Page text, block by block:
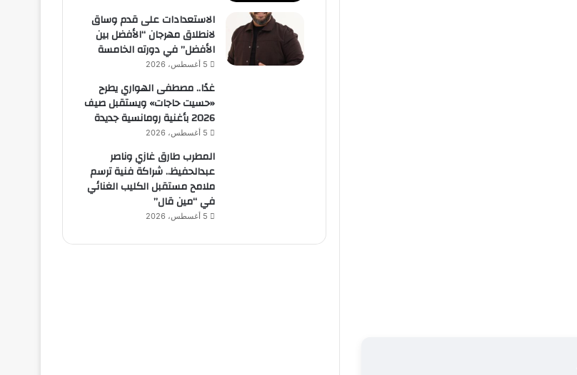
الاستعدادات على قدم وساق
لانطلاق مهرجان “الأفضل بين
الأفضل” في دورته الخامسة
5 أغسطس، 2026
غدًا.. مصطفى الهواري يطرح
«حسيت حاجات» ويستقبل صيف
2026 بأغنية رومانسية جديدة
5 أغسطس، 2026
المطرب طارق غازي وناصر
عبدالحفيظ.. شراكة فنية ترسم
ملامح مستقبل الكليب الغنائي
في “مين قال”
5 أغسطس، 2026